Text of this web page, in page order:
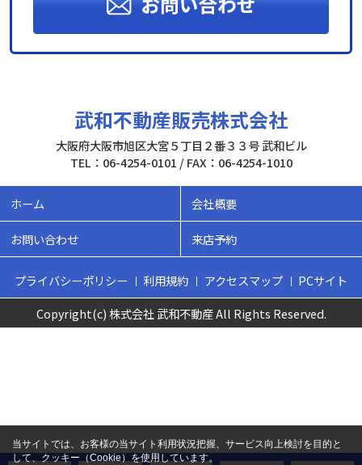
武和不動産販売株式会社
大阪府大阪市旭区大宮５丁目２番３３号 武和ビル
TEL：06-4254-0101 / FAX：06-4254-1010
ホーム 会社概要
お問い合わせ 来店予約
プライバシーポリシー 利用規約 アクセスマップ
PCサイト
Copyright(c) 株式会社 武和不動産 All Rights Reserved.
当サイトでは、お客様の当サイト利用状況把握、サービス向上検討を目的と
して、クッキー（Cookie）を使用しています。